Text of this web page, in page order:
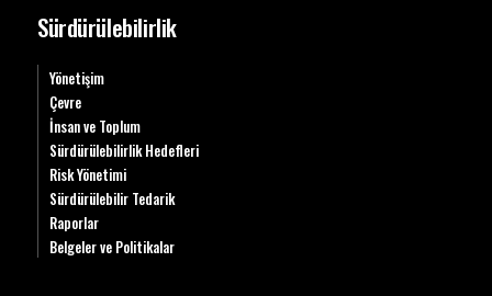
Sürdürülebilirlik
Yönetişim
Çevre
İnsan ve Toplum
Sürdürülebilirlik Hedefleri
Risk Yönetimi
Sürdürülebilir Tedarik
Raporlar
Belgeler ve Politikalar